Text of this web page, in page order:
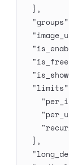
  },
  "groups"
  "limits"
  },